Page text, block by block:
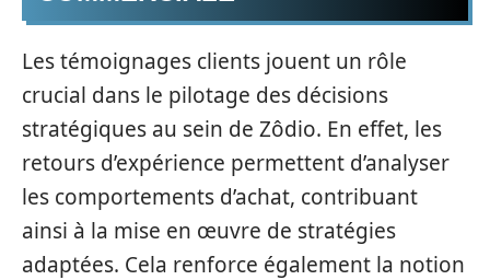
Les témoignages clients jouent un rôle
crucial dans le pilotage des décisions
stratégiques au sein de Zôdio. En effet, les
retours d’expérience permettent d’analyser
les comportements d’achat, contribuant
ainsi à la mise en œuvre de stratégies
adaptées. Cela renforce également la notion